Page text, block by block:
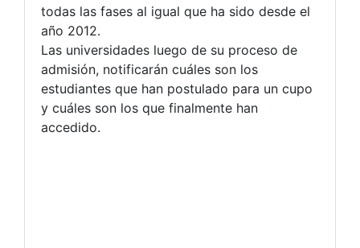
todas las fases al igual que ha sido desde el
año 2012.
Las universidades luego de su proceso de
admisión, notificarán cuáles son los
estudiantes que han postulado para un cupo
y cuáles son los que finalmente han
accedido.